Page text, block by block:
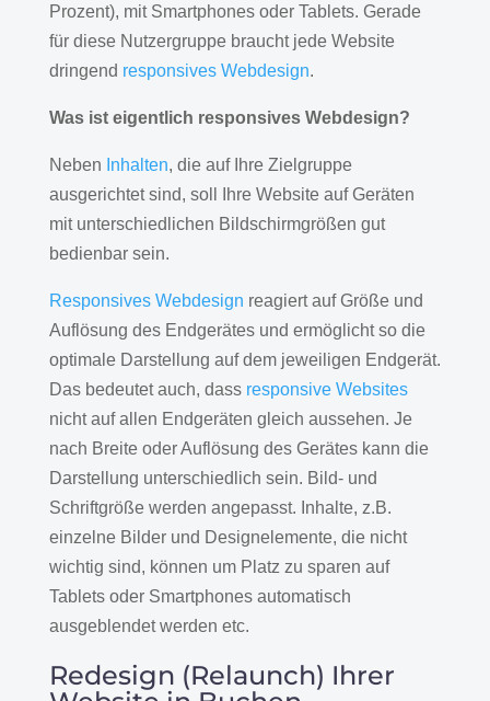
Prozent), mit Smartphones oder Tablets. Gerade
für diese Nutzergruppe braucht jede Website
dringend responsives Webdesign.
Was ist eigentlich responsives Webdesign?
Neben Inhalten, die auf Ihre Zielgruppe
ausgerichtet sind, soll Ihre Website auf Geräten
mit unterschiedlichen Bildschirmgrößen gut
bedienbar sein.
Responsives Webdesign reagiert auf Größe und
Auflösung des Endgerätes und ermöglicht so die
optimale Darstellung auf dem jeweiligen Endgerät.
Das bedeutet auch, dass responsive Websites
nicht auf allen Endgeräten gleich aussehen. Je
nach Breite oder Auflösung des Gerätes kann die
Darstellung unterschiedlich sein. Bild- und
Schriftgröße werden angepasst. Inhalte, z.B.
einzelne Bilder und Designelemente, die nicht
wichtig sind, können um Platz zu sparen auf
Tablets oder Smartphones automatisch
ausgeblendet werden etc.
Redesign (Relaunch) Ihrer